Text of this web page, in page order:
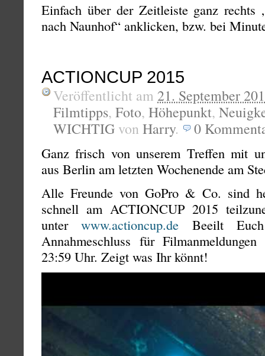
Einfach über der Zeitleiste ganz rechts
nach Naunhof“ anklicken, bzw. bei
ACTIONCUP 2015
Veröffentlicht am 21. September
Filmtipps, Foto, Höhepunkt,
WICHTIG von Harry. 0
Ganz frisch von unserem Treffen mit
aus Berlin am letzten Wochenende am
Alle Freunde von GoPro & Co. sind
schnell am ACTIONCUP 2015
unter www.actioncup.de Beeilt
Annahmeschluss für
23:59 Uhr. Zeigt was Ihr könnt!